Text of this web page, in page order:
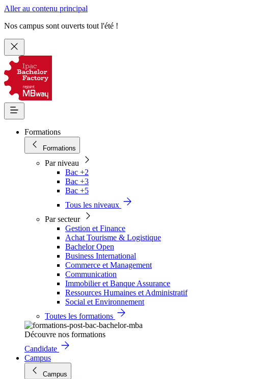
Aller au contenu principal
Nos campus sont ouverts tout l'été !
Formations
Formations
Par niveau
Bac +2
Bac +3
Bac +5
Tous les niveaux
Par secteur
Gestion et Finance
Achat Tourisme & Logistique
Bachelor Open
Business International
Commerce et Management
Communication
Immobilier et Banque Assurance
Ressources Humaines et Administratif
Social et Environnement
Toutes les formations
Découvre nos formations
Candidate
Campus
Campus